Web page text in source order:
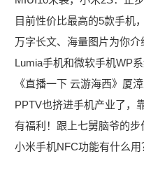
目前性价比最高的5款手机
万字长文、海量图片为你
Lumia手机和微软手机WP
《直播一下 云游海西》厦
PPTV也挤进手机产业了，
有福利！跟上七舅脑爷的步
小米手机NFC功能有什么